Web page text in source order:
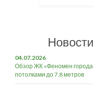
04.07.2026
Обзор ЖК «Феномен
потолками до 7,8 метров